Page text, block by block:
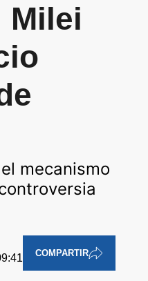
Milei
mecanismo
COMPARTIR